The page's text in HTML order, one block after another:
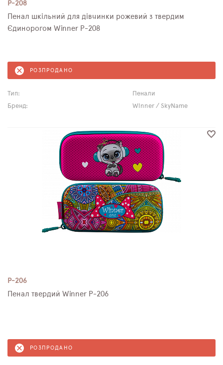
P-208
Пенал шкільний для дівчинки рожевий з твердим
Єдинорогом Winner P-208
РОЗПРОДАНО
Тип:
Пенали
Бренд:
Winner / SkyName
P-206
Пенал твердий Winner P-206
РОЗПРОДАНО